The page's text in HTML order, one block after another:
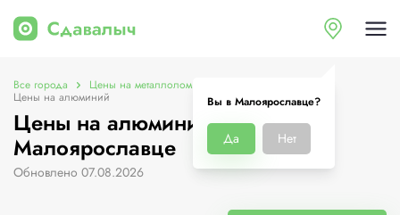
Вы в Малоярославце?
Да Нет
Все города Цены на металлолом в Малоярославце
Цены на алюминий
Цены на алюминий в
Малоярославце
Обновлено 07.08.2026